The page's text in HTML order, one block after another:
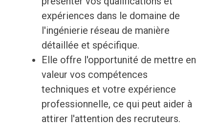
expériences dans le domaine de
l'ingénierie réseau de manière
détaillée et spécifique.
Elle offre l'opportunité de mettre en
valeur vos compétences
techniques et votre expérience
professionnelle, ce qui peut aider à
attirer l'attention des recruteurs.